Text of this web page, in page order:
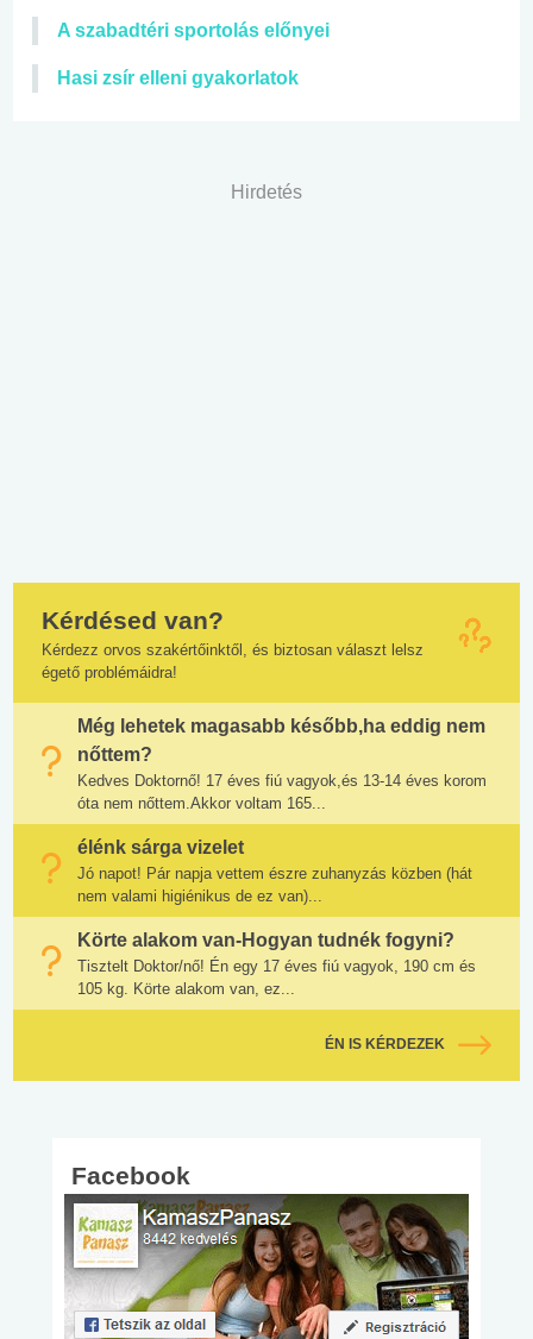
A szabadtéri sportolás előnyei
Hasi zsír elleni gyakorlatok
Hirdetés
Kérdésed van?
Kérdezz orvos szakértőinktől, és biztosan választ lelsz
égető problémáidra!
Még lehetek magasabb később,ha eddig nem
nőttem?
Kedves Doktornő! 17 éves fiú vagyok,és 13-14 éves korom
óta nem nőttem.Akkor voltam 165...
élénk sárga vizelet
Jó napot! Pár napja vettem észre zuhanyzás közben (hát
nem valami higiénikus de ez van)...
Körte alakom van-Hogyan tudnék fogyni?
Tisztelt Doktor/nő! Én egy 17 éves fiú vagyok, 190 cm és
105 kg. Körte alakom van, ez...
ÉN IS KÉRDEZEK
Facebook